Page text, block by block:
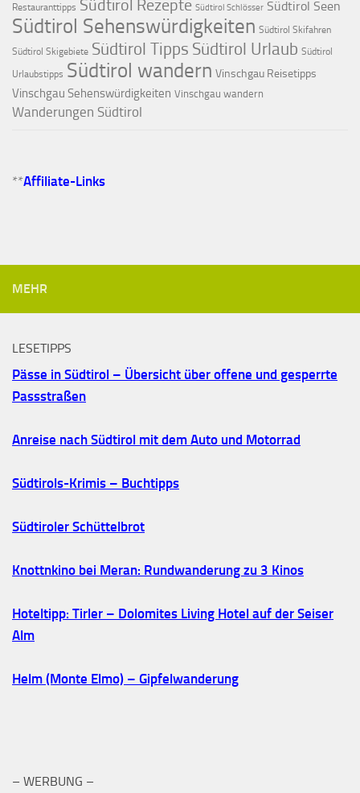
Restauranttipps Südtirol Rezepte Südtirol Schlösser Südtirol Seen
Südtirol Sehenswürdigkeiten Südtirol Skifahren
Südtirol Skigebiete Südtirol Tipps Südtirol Urlaub Südtirol
Urlaubstipps Südtirol wandern Vinschgau Reisetipps
Vinschgau Sehenswürdigkeiten Vinschgau wandern
Wanderungen Südtirol
**Affiliate-Links
MEHR
LESETIPPS
Pässe in Südtirol – Übersicht über offene und gesperrte
Passstraßen
Anreise nach Südtirol mit dem Auto und Motorrad
Südtirols-Krimis – Buchtipps
Südtiroler Schüttelbrot
Knottnkino bei Meran: Rundwanderung zu 3 Kinos
Hoteltipp: Tirler – Dolomites Living Hotel auf der Seiser
Alm
Helm (Monte Elmo) – Gipfelwanderung
– WERBUNG –